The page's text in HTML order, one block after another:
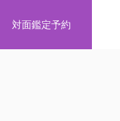
対面鑑定予約